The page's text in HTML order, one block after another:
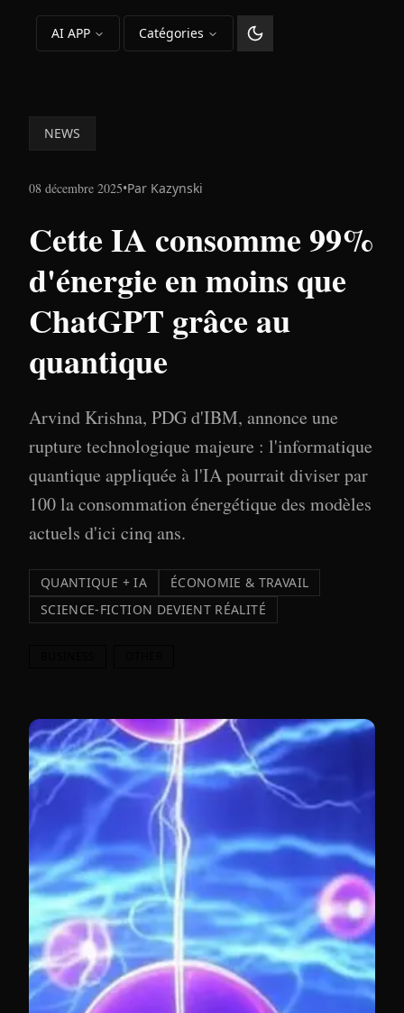
AI APP Catégories
Changer le thème
NEWS
08 décembre 2025•Par Kazynski
Cette IA consomme 99%
d'énergie en moins que
ChatGPT grâce au
quantique
Arvind Krishna, PDG d'IBM, annonce une
rupture technologique majeure : l'informatique
quantique appliquée à l'IA pourrait diviser par
100 la consommation énergétique des modèles
actuels d'ici cinq ans.
QUANTIQUE + IA
ÉCONOMIE & TRAVAIL
SCIENCE-FICTION DEVIENT RÉALITÉ